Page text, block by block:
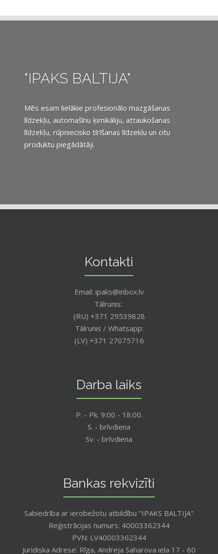
"IPAKS BALTIJA"
Mēs esam lielākie profesionālo mazgāšanas
līdzekļu, automašīnu ķimikāliju, attaukošanas
līdzekļu, rūpniecisko tīrīšanas līdzekļu un citu
produktu piegādātāji.
Kontakti
Email: ipaks@inbox.lv
Tālrunis:
(RU) +371 29539828
Tālrunis / Whatsapp:
(LV) +371 27075716
Darba laiks
P. - Pk. 9:00 - 18:00.
S. - brīvdiena
Sv. - brīvdiena
Bankas rekvizīti
Sabiedrība ar ierobežotu atbildību "IPAKS BALTIJA"
Reģistrācijas numurs: 40003362344
PVN: LV40003362344
Juridiska Adrese: Rīga, Andreja Saharova iela 17 - 60